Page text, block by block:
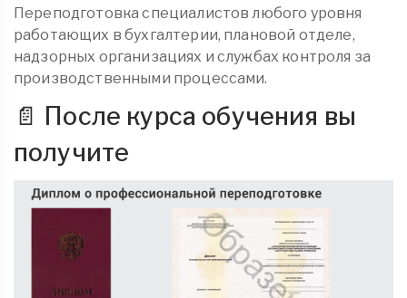
Переподготовка специалистов любого уровня
работающих в бухгалтерии, плановой отделе,
надзорных организациях и службах контроля за
производственными процессами.
📄 После курса обучения вы
получите